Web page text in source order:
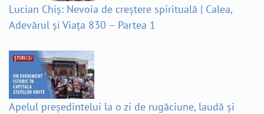
Lucian Chiș: Nevoia de creștere spirituală | Calea,
Adevărul și Viața 830 – Partea 1
Apelul președintelui la o zi de rugăciune, laudă și